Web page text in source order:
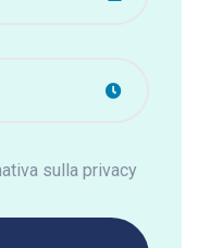
sulla privacy